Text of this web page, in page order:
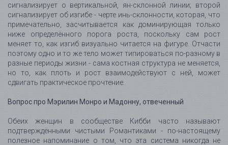
сигнализирует о вертикальной, ян-склонной линии; второй
сигнализирует об изгибе - черте инь-склонности, которая, что
примечательно, засчитывается как доминирующая только
ниже определённого порога роста, поскольку сам рост
меняет то, как изгиб визуально читается на фигуре. Отчасти
поэтому одно и то же тело может типироваться по-разному в
разные периоды жизни - сама костная структура не меняется,
но то, как плоть и рост взаимодействуют с ней, может
сдвигать практическое прочтение.
Вопрос про Мэрилин Монро и Мадонну, отвеченный
Обеих женщин в сообществе Кибби часто называют
подтверждёнными чистыми Романтиками - по-настоящему
полезное напоминание о том, что эта система никогда не